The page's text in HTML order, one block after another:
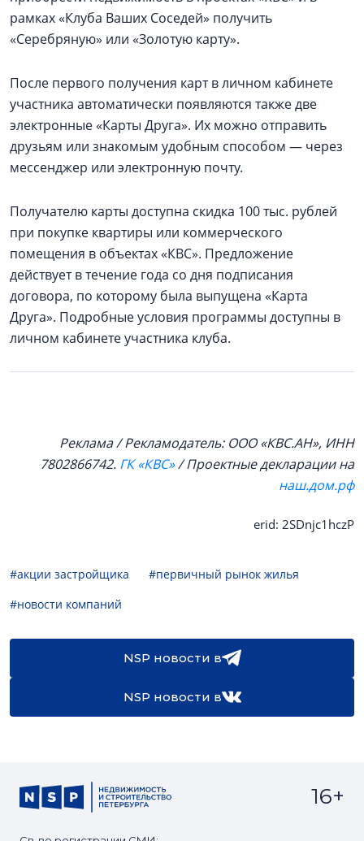
рамках «Клуба Ваших Соседей» получить
«Серебряную» или «Золотую карту».
После первого получения карт в личном кабинете
участника автоматически появляются также две
электронные «Карты Друга». Их можно отправить
друзьям или знакомым удобным способом — через
мессенджер или электронную почту.
Получателю карты доступна скидка 100 тыс. рублей
при покупке квартиры или коммерческого
помещения в объектах «КВС». Предложение
действует в течение года со дня подписания
договора, по которому была выпущена «Карта
Друга». Подробные условия программы доступны в
личном кабинете участника клуба.
Реклама / Рекламодатель: ООО «КВС.АН», ИНН
7802866742. ГК «КВС»/ Проектные декларации на
наш.дом.рф
erid: 2SDnjc1hczP
#акции застройщика
#первичный рынок жилья
#новости компаний
NSP новости в
NSP новости в
16+